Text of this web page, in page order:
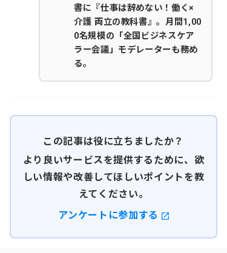
書に『仕事は辞めない！働く×
介護 両立の教科書』。月間1,00
0名規模の「全国ビジネスケア
ラー会議」モデレーターも務め
る。
この記事は役に立ちましたか？
より良いサービスを提供するために、欲
しい情報や改善してほしいポイントを教
えてください。
アンケートに参加する